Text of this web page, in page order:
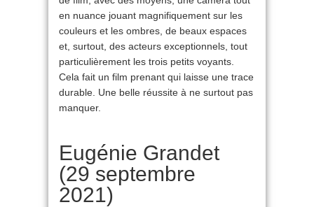
en nuance jouant magnifiquement sur les
couleurs et les ombres, de beaux espaces
et, surtout, des acteurs exceptionnels, tout
particulièrement les trois petits voyants.
Cela fait un film prenant qui laisse une trace
durable. Une belle réussite à ne surtout pas
manquer.
Eugénie Grandet
(29 septembre
2021)